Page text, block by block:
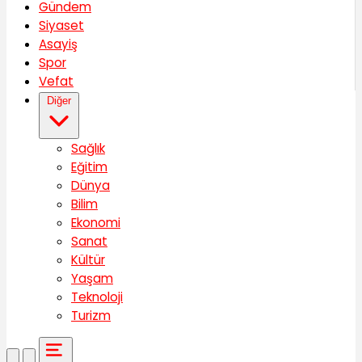
Gündem
Siyaset
Asayiş
Spor
Vefat
Diğer
Sağlık
Eğitim
Dünya
Bilim
Ekonomi
Sanat
Kültür
Yaşam
Teknoloji
Turizm